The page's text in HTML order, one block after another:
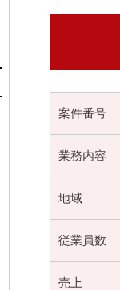
案件番号
業務内容
地域
従業員数
売上